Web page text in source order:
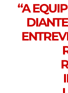
“A